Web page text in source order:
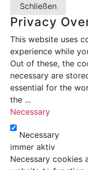
Schließen
Privacy
This website uses
experience while
Out of these, the
necessary are
essential for the
the ...
Necessary
Necessary
immer aktiv
Necessary cookies